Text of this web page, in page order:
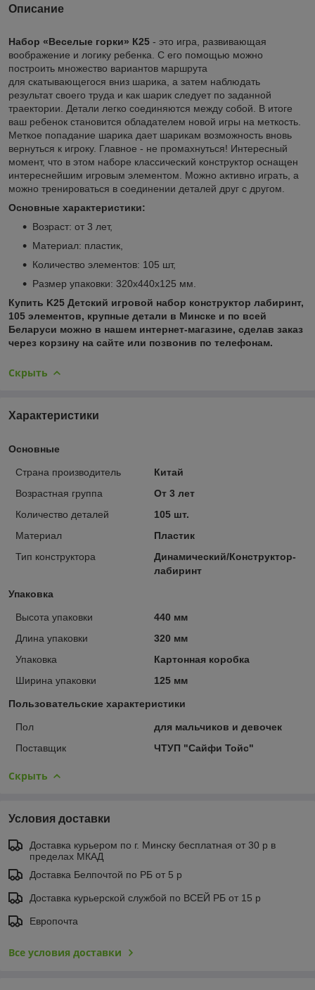
Описание
Набор «Веселые горки» К25 - это игра, развивающая
воображение и логику ребенка. С его помощью можно
построить множество вариантов маршрута
для скатывающегося вниз шарика, а затем наблюдать
результат своего труда и как шарик следует по заданной
траектории. Детали легко соединяются между собой. В итоге
ваш ребенок становится обладателем новой игры на меткость.
Меткое попадание шарика дает шарикам возможность вновь
вернуться к игроку. Главное - не промахнуться! Интересный
момент, что в этом наборе классический конструктор оснащен
интереснейшим игровым элементом. Можно активно играть, а
можно тренироваться в соединении деталей друг с другом.
Основные характеристики:
Возраст: от 3 лет,
Материал: пластик,
Количество элементов: 105 шт,
Размер упаковки: 320х440х125 мм.
Купить K25 Детский игровой набор конструктор лабиринт,
105 элементов, крупные детали в Минске и по всей
Беларуси можно в нашем интернет-магазине, сделав заказ
через корзину на сайте или позвонив по телефонам.
Скрыть
Характеристики
Основные
Страна производитель
Китай
Возрастная группа
От 3 лет
Количество деталей
105 шт.
Материал
Пластик
Тип конструктора
Динамический/Конструктор-
лабиринт
Упаковка
Высота упаковки
440 мм
Длина упаковки
320 мм
Упаковка
Картонная коробка
Ширина упаковки
125 мм
Пользовательские характеристики
Пол
для мальчиков и девочек
Поставщик
ЧТУП "Сайфи Тойс"
Скрыть
Условия доставки
Доставка курьером по г. Минску бесплатная от 30 р в
пределах МКАД
Доставка Белпочтой по РБ от 5 р
Доставка курьерской службой по ВСЕЙ РБ от 15 р
Европочта
Все условия доставки